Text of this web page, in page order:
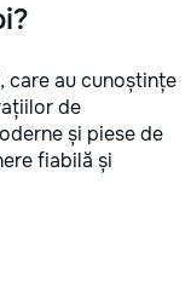
care au cunoștințe
de
și piese de
fiabilă și